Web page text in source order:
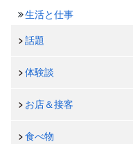
生活と仕事
話題
体験談
お店＆接客
食べ物